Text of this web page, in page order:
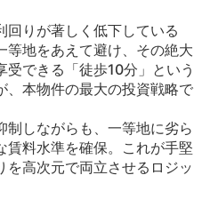
回りが著しく低下している
等地をあえて避け、その絶大
できる「徒歩10分」という
、本物件の最大の投資戦略で
しながらも、一等地に劣ら
賃料水準を確保。これが手堅
を高次元で両立させるロジッ